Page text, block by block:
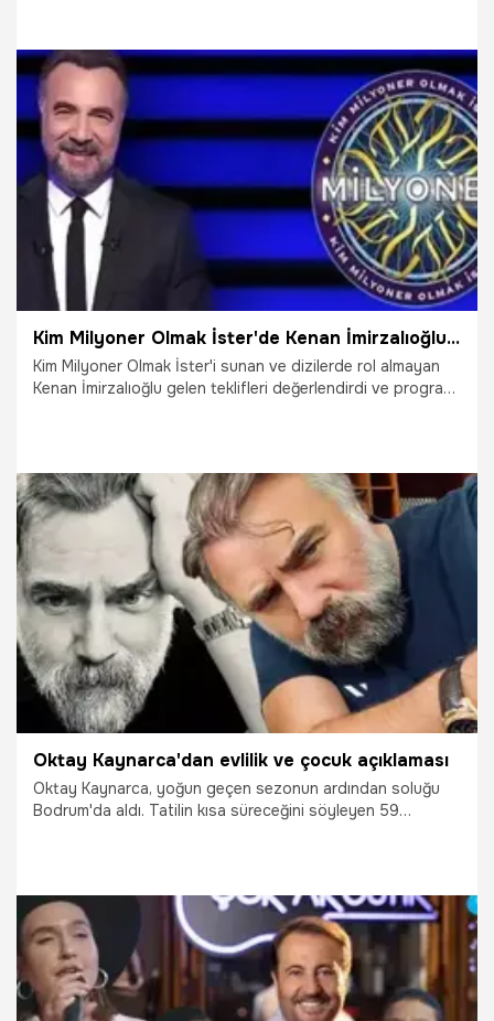
gecesi ile sona erdi. Altın Baklava Film Festivali’nde
"Kurmaca", "Belgesel" , "Animasyon" ve "Yapay Zeka"
kategorilerinde 19 film ödüle layık görüldü.
13.12.2024 Gündem
Kim Milyoner Olmak İster'de Kenan İmirzalıoğlu gitti, Oktay Kaynarca geldi! Fragman güldürdü
Kim Milyoner Olmak İster'i sunan ve dizilerde rol almayan
Kenan İmirzalıoğlu gelen teklifleri değerlendirdi ve programı
Magazin
Oktay Kaynarca'dan evlilik ve çocuk açıklaması
Oktay Kaynarca, yoğun geçen sezonun ardından soluğu
Bodrum'da aldı. Tatilin kısa süreceğini söyleyen 59
da cevapladı.
16.06.2024 Magazin